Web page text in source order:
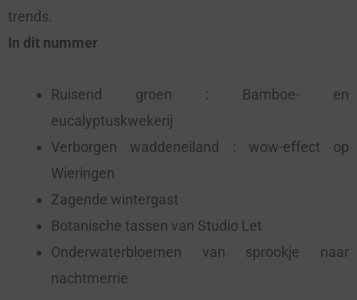
trends.
In dit nummer
Ruisend groen : Bamboe- en
eucalyptuskwekerij
Verborgen waddeneiland : wow-effect op
Wieringen
Zagende wintergast
Botanische tassen van Studio Let
Onderwaterbloemen van sprookje naar
nachtmerrie